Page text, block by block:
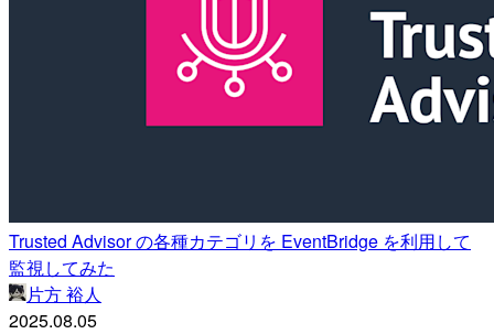
Trusted Advisor の各種カテゴリを EventBridge を利用して
監視してみた
片方 裕人
2025.08.05